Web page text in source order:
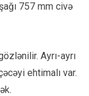
757 mm civə
Ayrı-ayrı
ehtimalı var.